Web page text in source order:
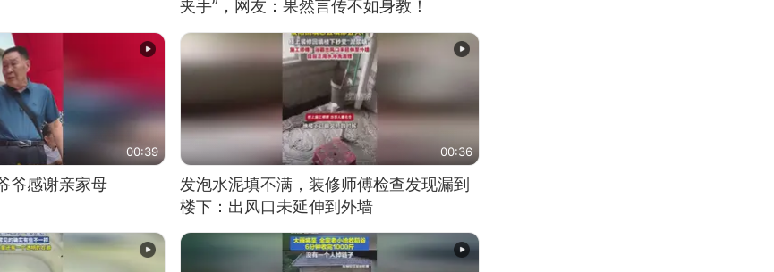
夹手”，网友：果然言传不如身教！
00:39
爷感谢亲家母
00:36
发泡水泥填不满，装修师傅检查发现漏到
楼下：出风口未延伸到外墙